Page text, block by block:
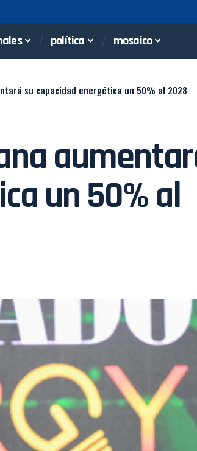
política mosaico
su capacidad energética un 50% al 2028
un 50% al